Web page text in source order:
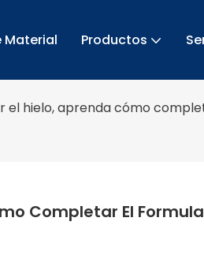
Material Productos
hielo, aprenda cómo
Completar El